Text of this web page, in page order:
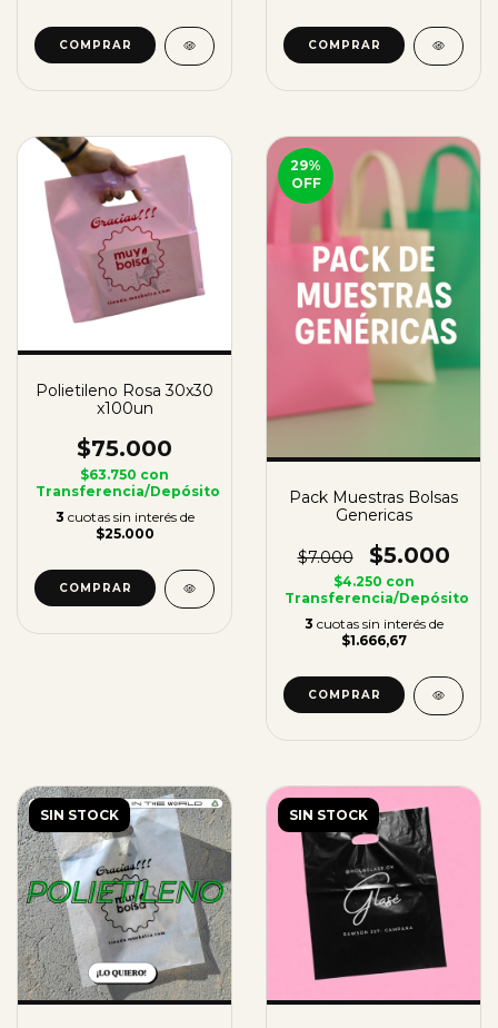
COMPRAR COMPRAR
Polietileno Rosa 30x30
x100un
$75.000
$63.750 con
Transferencia/Depósito
3 cuotas sin interés de
$25.000
COMPRAR
29%
OFF
Pack Muestras Bolsas
Genericas
$7.000 $5.000
$4.250 con
Transferencia/Depósito
3 cuotas sin interés de
$1.666,67
SIN STOCK SIN STOCK